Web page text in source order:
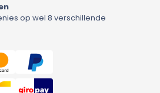
op wel 8 verschillende